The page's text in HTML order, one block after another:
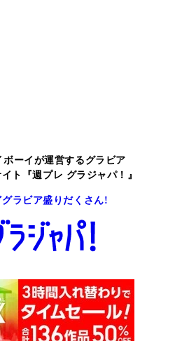
ボーイが運営するグラビア
ト『週プレ グラジャパ！』
ラビア盛りだくさん!